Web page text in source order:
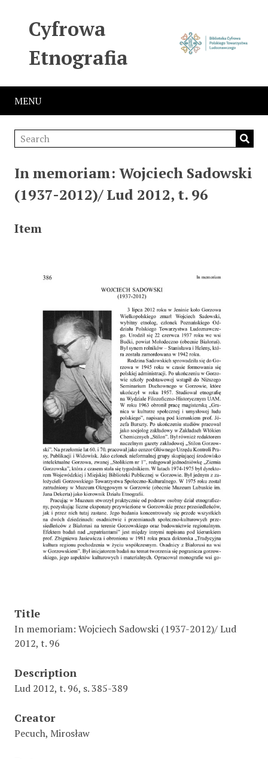
Cyfrowa
Etnografia
MENU
In memoriam: Wojciech Sadowski
(1937-2012)/ Lud 2012, t. 96
Item
Title
In memoriam: Wojciech Sadowski (1937-2012)/ Lud
2012, t. 96
Description
Lud 2012, t. 96, s. 385-389
Creator
Pecuch, Mirosław